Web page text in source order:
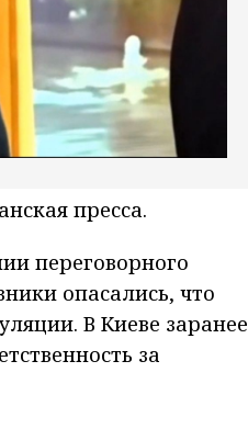
пресса.
переговорного
опасались, что
В Киеве заранее
за